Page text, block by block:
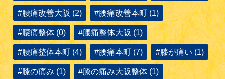
#腰痛改善大阪 (2) #腰痛改善本町 (1)
#腰痛整体 (0) #腰痛整体大阪 (1)
#腰痛整体本町 (4) #腰痛本町 (7) #膝が痛い (1)
#膝の痛み (1) #膝の痛み大阪整体 (1)